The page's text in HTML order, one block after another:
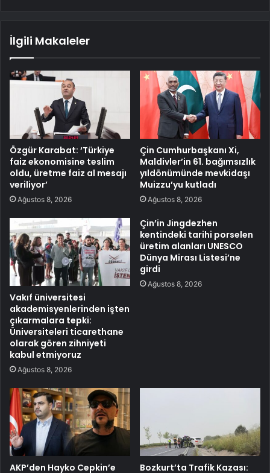
İlgili Makaleler
Özgür Karabat: ‘Türkiye
faiz ekonomisine teslim
oldu, üretme faiz al mesajı
veriliyor’
Ağustos 8, 2026
Çin Cumhurbaşkanı Xi,
Maldivler’in 61. bağımsızlık
yıldönümünde mevkidaşı
Muizzu’yu kutladı
Ağustos 8, 2026
Vakıf üniversitesi
akademisyenlerinden işten
çıkarmalara tepki:
Üniversiteleri ticarethane
olarak gören zihniyeti
kabul etmiyoruz
Ağustos 8, 2026
Çin’in Jingdezhen
kentindeki tarihi porselen
üretim alanları UNESCO
Dünya Mirası Listesi’ne
girdi
Ağustos 8, 2026
AKP’den Hayko Cepkin’e
Bozkurt’ta Trafik Kazası: